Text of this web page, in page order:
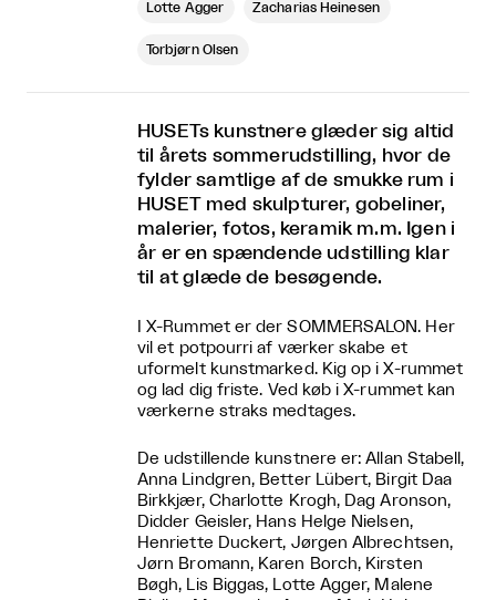
Lotte Agger Zacharias Heinesen
Torbjørn Olsen
HUSETs kunstnere glæder sig altid
til årets sommerudstilling, hvor de
fylder samtlige af de smukke rum i
HUSET med skulpturer, gobeliner,
malerier, fotos, keramik m.m. Igen i
år er en spændende udstilling klar
til at glæde de besøgende.
I X-Rummet er der SOMMERSALON. Her
vil et potpourri af værker skabe et
uformelt kunstmarked. Kig op i X-rummet
og lad dig friste. Ved køb i X-rummet kan
værkerne straks medtages.
De udstillende kunstnere er: Allan Stabell,
Anna Lindgren, Better Lübert, Birgit Daa
Birkkjær, Charlotte Krogh, Dag Aronson,
Didder Geisler, Hans Helge Nielsen,
Henriette Duckert, Jørgen Albrechtsen,
Jørn Bromann, Karen Borch, Kirsten
Bøgh, Lis Biggas, Lotte Agger, Malene